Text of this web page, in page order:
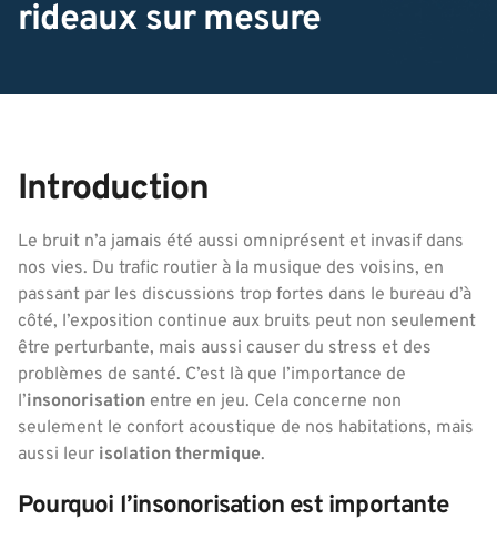
rideaux sur mesure
Introduction
Le bruit n’a jamais été aussi omniprésent et invasif dans
nos vies. Du trafic routier à la musique des voisins, en
passant par les discussions trop fortes dans le bureau d’à
côté, l’exposition continue aux bruits peut non seulement
être perturbante, mais aussi causer du stress et des
problèmes de santé. C’est là que l’importance de
l’insonorisation entre en jeu. Cela concerne non
seulement le confort acoustique de nos habitations, mais
aussi leur isolation thermique.
Pourquoi l’insonorisation est importante